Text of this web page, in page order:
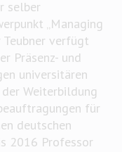
selber
„Managing
verfügt
Präsenz- und
universitären
Weiterbildung
für
deutschen
2016 Professor